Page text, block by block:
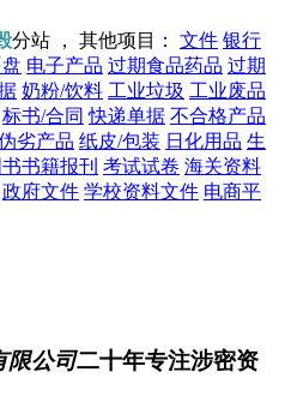
分站 ， 其他项目： 文件 银行
电子产品 过期食品药品 过期
奶粉/饮料 工业垃圾 工业废品
标书/合同 快递单据 不合格产品
劣产品 纸皮/包装 日化用品 生
书书籍报刊 考试试卷 海关资料
政府文件 学校资料文件 电商平
限公司二十年专注涉密资